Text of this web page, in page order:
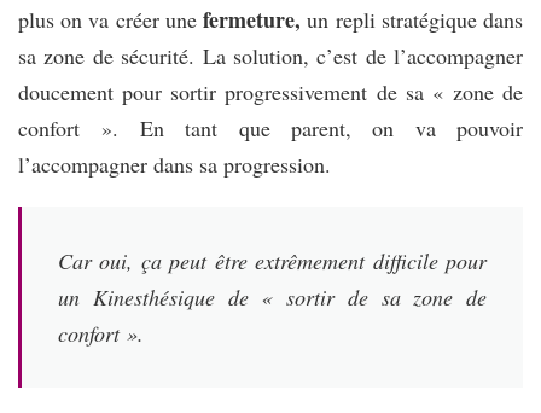
plus on va créer unefermeture, un repli stratégique dans
sa zone de sécurité. La solution, c’est de l’accompagner
doucement pour sortir progressivement de sa « zone de
confort ». En tant que parent, on va pouvoir
l’accompagner dans sa progression.
Car oui, ça peut être extrêmement difficile pour
un Kinesthésique de « sortir de sa zone de
confort ».